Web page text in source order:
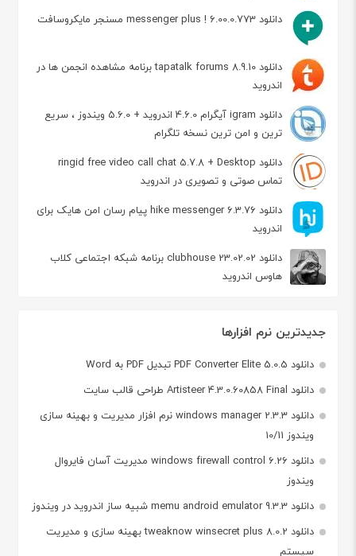
دانلود messenger plus ! 6.00.0.773 مسنجر مایکروسافت
دانلود tapatalk forums 8.9.10 برنامه مشاهده انجمن ها در
اندروید
دانلود igram آیگرام 4.6.0 اندروید + 5.6.0 ویندوز ، سریع
ترین و امن ترین نسخه تلگرام
دانلود ringid free video call chat 5.7.8 + Desktop
تماس صوتی و تصویری در اندروید
دانلود hike messenger 6.3.76 پیام‌ رسان‌ امن هایک برای
اندروید
دانلود clubhouse 23.02.02 برنامه شبکه اجتماعی کلاب
هاوس اندروید
جدیدترین نرم افزارها
دانلود PDF Converter Elite 5.0.5 تبدیل PDF به Word
دانلود Artisteer 4.3.0.60858 Final طراحی قالب سایت
دانلود windows manager 2.3.3 نرم افزار مدیریت و بهینه سازی
ویندوز 10/11
دانلود windows firewall control 6.26 مدیریت آسان فایروال
ویندوز
دانلود memu android emulator 9.3.3 شبیه ساز اندروید در ویندوز
دانلود tweaknow winsecret plus 8.0.2 بهینه سازی و مدیریت
سیستم